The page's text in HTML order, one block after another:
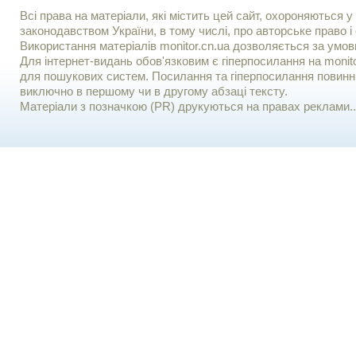
Всі права на матеріали, які містить цей сайт, охороняються у
законодавством України, в тому числі, про авторське право і
Використання матерiалiв monitor.cn.ua дозволяється за
Для iнтернет-видань обов'язковим є гiперпосилання на
для пошукових систем. Посилання та гіперпосилання
виключно в першому чи в другому абзаці тексту.
Матеріали з позначкою (PR) друкуються на правах реклами..